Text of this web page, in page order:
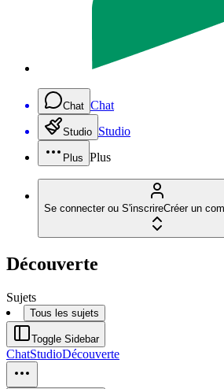
Chat Chat
Studio Studio
Plus Plus
Se connecter ou S'inscrireCréer un
Découverte
Sujets
Tous les sujets
Toggle Sidebar
ChatStudioDécouverte